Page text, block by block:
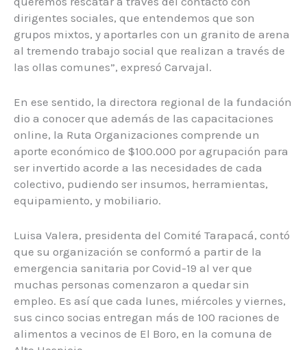
dirigentes sociales, que entendemos que son
grupos mixtos, y aportarles con un granito de arena
al tremendo trabajo social que realizan a través de
las ollas comunes”, expresó Carvajal.
En ese sentido, la directora regional de la fundación
dio a conocer que además de las capacitaciones
online, la Ruta Organizaciones comprende un
aporte económico de $100.000 por agrupación para
ser invertido acorde a las necesidades de cada
colectivo, pudiendo ser insumos, herramientas,
equipamiento, y mobiliario.
Luisa Valera, presidenta del Comité Tarapacá, contó
que su organización se conformó a partir de la
emergencia sanitaria por Covid-19 al ver que
muchas personas comenzaron a quedar sin
empleo. Es así que cada lunes, miércoles y viernes,
sus cinco socias entregan más de 100 raciones de
alimentos a vecinos de El Boro, en la comuna de